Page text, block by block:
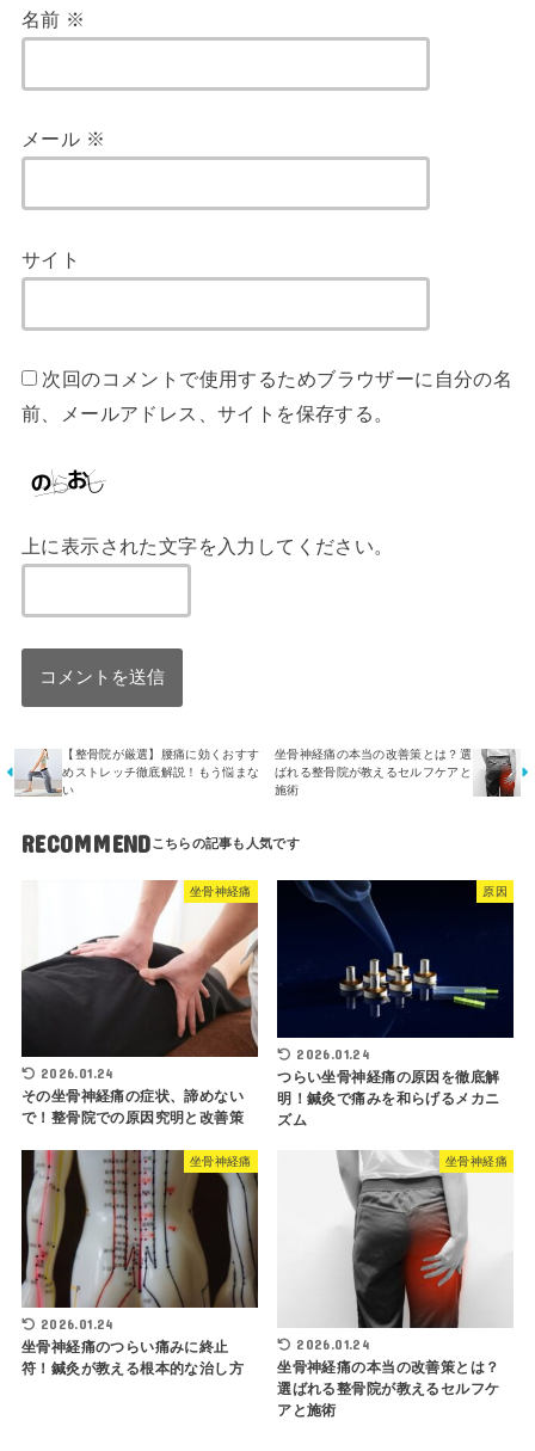
名前 ※
メール ※
サイト
次回のコメントで使用するためブラウザーに自分の名
前、メールアドレス、サイトを保存する。
上に表示された文字を入力してください。
【整骨院が厳選】腰痛に効くおすす
めストレッチ徹底解説！もう悩まな
い
坐骨神経痛の本当の改善策とは？選
ばれる整骨院が教えるセルフケアと
施術
RECOMMEND
坐骨神経痛
2026.01.24
その坐骨神経痛の症状、諦めない
で！整骨院での原因究明と改善策
原因
2026.01.24
つらい坐骨神経痛の原因を徹底解
明！鍼灸で痛みを和らげるメカニ
ズム
坐骨神経痛
2026.01.24
坐骨神経痛のつらい痛みに終止
符！鍼灸が教える根本的な治し方
坐骨神経痛
2026.01.24
坐骨神経痛の本当の改善策とは？
選ばれる整骨院が教えるセルフケ
アと施術